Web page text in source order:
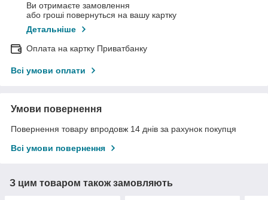
Ви отримаєте замовлення
або гроші повернуться на вашу картку
Детальніше
Оплата на картку Приватбанку
Всі умови оплати
Умови повернення
Повернення товару впродовж 14 днів за рахунок покупця
Всі умови повернення
З цим товаром також замовляють